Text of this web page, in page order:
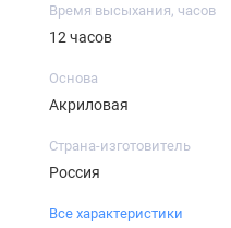
Время высыхания, часов
12 часов
Основа
Акриловая
Страна-изготовитель
Россия
Все характеристики